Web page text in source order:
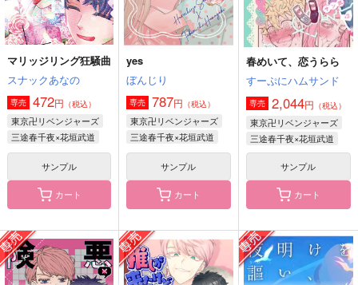
サンプル
作品詳細
サンプル
作品詳細
サンプル
作品詳細
神様だけど求婚します
銀木犀
彼らの恋と勘違い
銀木犀
葵
銀木犀
マリッジリング狂騒曲
スナックあなの
専売 472円 （税込）
東京卍リベンジャーズ
三途春千夜×花垣武道
サンプル
カート
yes
ぼんじり
専売 787円 （税込）
東京卍リベンジャーズ
三途春千夜×花垣武道
サンプル
カート
春めいて、恋うらら
すーぷにハムサンド
専売 2,044円 （税込）
東京卍リベンジャーズ
三途春千夜×花垣武道
サンプル
カート